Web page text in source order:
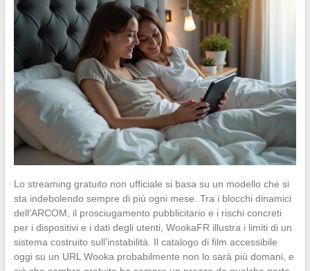
Lo streaming gratuito non ufficiale si basa su un modello che si
sta indebolendo sempre di più ogni mese. Tra i blocchi dinamici
dell’ARCOM, il prosciugamento pubblicitario e i rischi concreti
per i dispositivi e i dati degli utenti, WookaFR illustra i limiti di un
sistema costruito sull’instabilità. Il catalogo di film accessibile
oggi su un URL Wooka probabilmente non lo sarà più domani, e